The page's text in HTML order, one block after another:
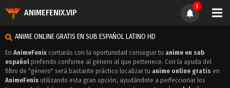
ANIMEFENIX.VIP
1
ANIME ONLINE GRATIS EN SUB ESPAÑOL LATINO HD
En AnimeFenix contarás con la oportunidad conseguir tu anime en sub
español preferido conforme al género al que pertenece. Con la ayuda del
filtro de "género" será bastante práctico localizar tu anime online gratis en
AnimeFenix utilizando esta gran opción, ayudándote a perfeccionar los